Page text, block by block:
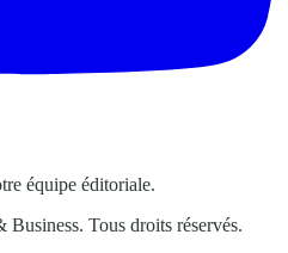
équipe éditoriale.
Tous droits réservés.